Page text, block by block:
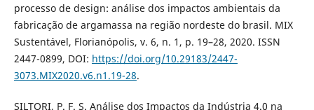
processo de design: análise dos impactos ambientais da
fabricação de argamassa na região nordeste do brasil. MIX
Sustentável, Florianópolis, v. 6, n. 1, p. 19–28, 2020. ISSN
2447-0899, DOI: https://doi.org/10.29183/2447-
3073.MIX2020.v6.n1.19-28.
SILTORI, P. F. S. Análise dos Impactos da Indústria 4.0 na